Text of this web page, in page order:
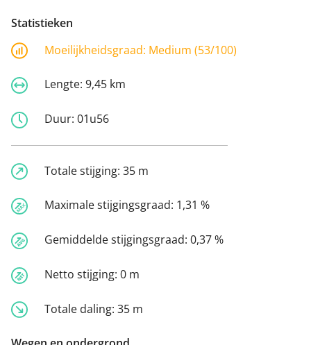
Statistieken
Moeilijkheidsgraad: Medium (53/100)
Lengte: 9,45 km
Duur: 01u56
Totale stijging: 35 m
Maximale stijgingsgraad: 1,31 %
Gemiddelde stijgingsgraad: 0,37 %
Netto stijging: 0 m
Totale daling: 35 m